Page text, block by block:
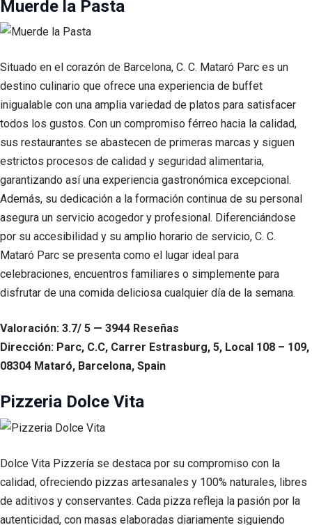
Muerde la Pasta
Situado en el corazón de Barcelona, C. C. Mataró Parc es un
destino culinario que ofrece una experiencia de buffet
inigualable con una amplia variedad de platos para satisfacer
todos los gustos. Con un compromiso férreo hacia la calidad,
sus restaurantes se abastecen de primeras marcas y siguen
estrictos procesos de calidad y seguridad alimentaria,
garantizando así una experiencia gastronómica excepcional.
Además, su dedicación a la formación continua de su personal
asegura un servicio acogedor y profesional. Diferenciándose
por su accesibilidad y su amplio horario de servicio, C. C.
Mataró Parc se presenta como el lugar ideal para
celebraciones, encuentros familiares o simplemente para
disfrutar de una comida deliciosa cualquier día de la semana.
Valoración: 3.7/ 5 — 3944 Reseñas
Dirección: Parc, C.C, Carrer Estrasburg, 5, Local 108 – 109,
08304 Mataró, Barcelona, Spain
Pizzeria Dolce Vita
Dolce Vita Pizzería se destaca por su compromiso con la
calidad, ofreciendo pizzas artesanales y 100% naturales, libres
de aditivos y conservantes. Cada pizza refleja la pasión por la
autenticidad, con masas elaboradas diariamente siguiendo